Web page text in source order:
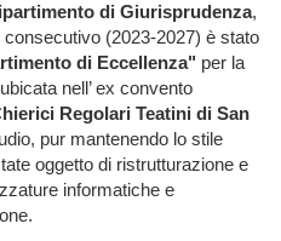
di Giurisprudenza,
(2023-2027) è stato
di Eccellenza" per la
nell’ ex convento
Regolari Teatini di San
pur mantenendo lo stile
oggetto di ristrutturazione e
informatiche e